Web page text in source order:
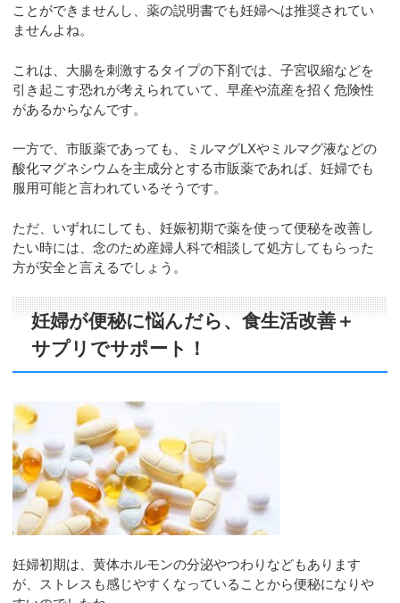
ことができませんし、薬の説明書でも妊婦へは推奨されてい
ませんよね。
これは、大腸を刺激するタイプの下剤では、子宮収縮などを
引き起こす恐れが考えられていて、早産や流産を招く危険性
があるからなんです。
一方で、市販薬であっても、ミルマグLXやミルマグ液などの
酸化マグネシウムを主成分とする市販薬であれば、妊婦でも
服用可能と言われているそうです。
ただ、いずれにしても、妊娠初期で薬を使って便秘を改善し
たい時には、念のため産婦人科で相談して処方してもらった
方が安全と言えるでしょう。
妊婦が便秘に悩んだら、食生活改善＋
サプリでサポート！
妊婦初期は、黄体ホルモンの分泌やつわりなどもあります
が、ストレスも感じやすくなっていることから便秘になりや